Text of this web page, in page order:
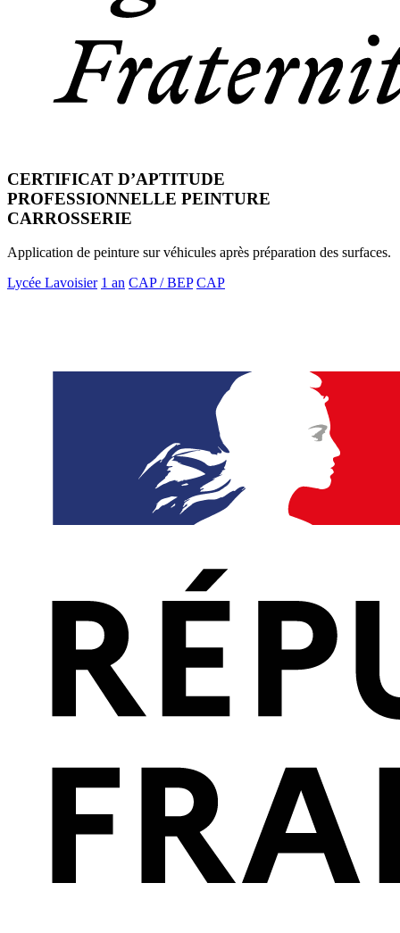
CERTIFICAT D’APTITUDE
PROFESSIONNELLE PEINTURE
CARROSSERIE
Application de peinture sur véhicules après préparation des surfaces.
Lycée Lavoisier 1 an CAP / BEP CAP